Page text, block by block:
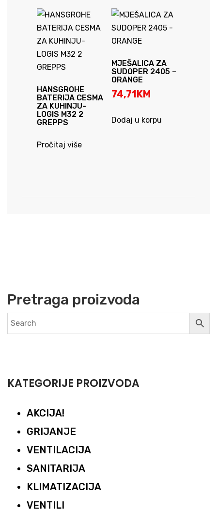
HANSGROHE
BATERIJA CESMA
ZA KUHINJU-
LOGIS M32 2
GREPPS
Pročitaj više
MJEŠALICA ZA
SUDOPER 2405 –
ORANGE
74,71KM
Dodaj u korpu
Pretraga proizvoda
KATEGORIJE PROIZVODA
AKCIJA!
GRIJANJE
VENTILACIJA
SANITARIJA
KLIMATIZACIJA
VENTILI